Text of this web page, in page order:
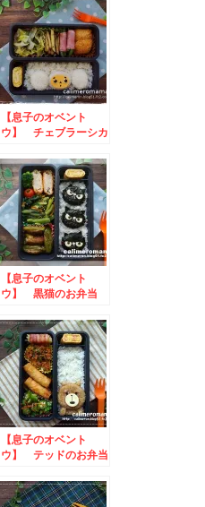
【息子のオベント
ウ】 チェブラーシカ
【息子のオベント
ウ】 黒猫のお弁当
【息子のオベント
ウ】 テッドのお弁当
ンジレシピコンテスト